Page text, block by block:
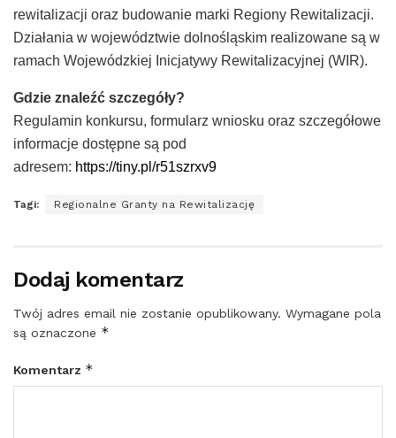
rewitalizacji oraz budowanie marki Regiony Rewitalizacji.
Działania w województwie dolnośląskim realizowane są w
ramach Wojewódzkiej Inicjatywy Rewitalizacyjnej (WIR).
Gdzie znaleźć szczegóły?
Regulamin konkursu, formularz wniosku oraz szczegółowe
informacje dostępne są pod
adresem: https://tiny.pl/r51szrxv9
Tagi: Regionalne Granty na Rewitalizację
Dodaj komentarz
Twój adres email nie zostanie opublikowany. Wymagane pola
są oznaczone *
Komentarz *